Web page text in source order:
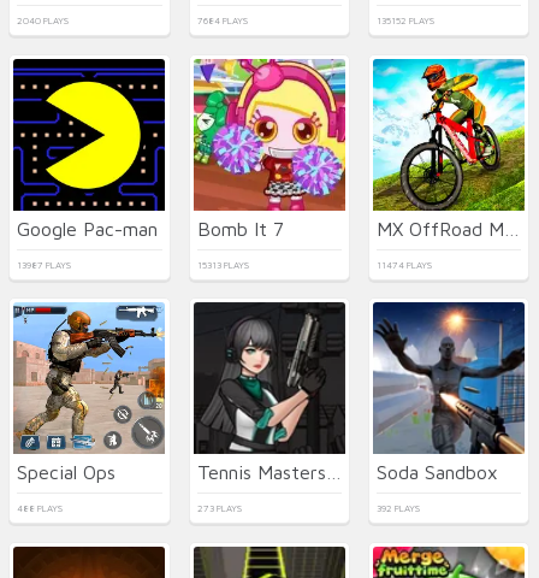
2040 PLAYS 7684 PLAYS 135152 PLAYS
Google Pac-man
13987 PLAYS
Bomb It 7
15313 PLAYS 11474 PLAYS
Special Ops
488 PLAYS 273 PLAYS
Soda Sandbox
392 PLAYS